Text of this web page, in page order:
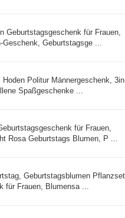
Geburtstagsgeschenk für Frauen,
Geburtstagsge ...
Hoden Politur Männergeschenk,
Spaßgeschenke ...
für Frauen,
Rosa Geburtstags Blumen, P ...
Geburtstagsblumen
für Frauen, Blumensa ...